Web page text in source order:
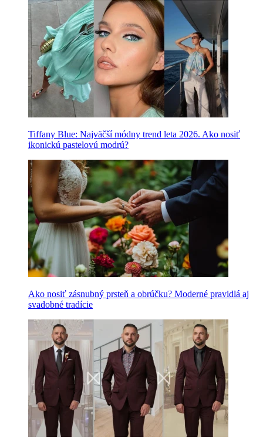
Tiffany Blue: Najväčší módny trend leta 2026. Ako nosiť
ikonickú pastelovú modrú?
Ako nosiť zásnubný prsteň a obrúčku? Moderné pravidlá aj
svadobné tradície